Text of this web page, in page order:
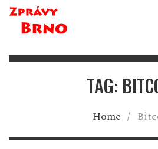
TAG:
Home /